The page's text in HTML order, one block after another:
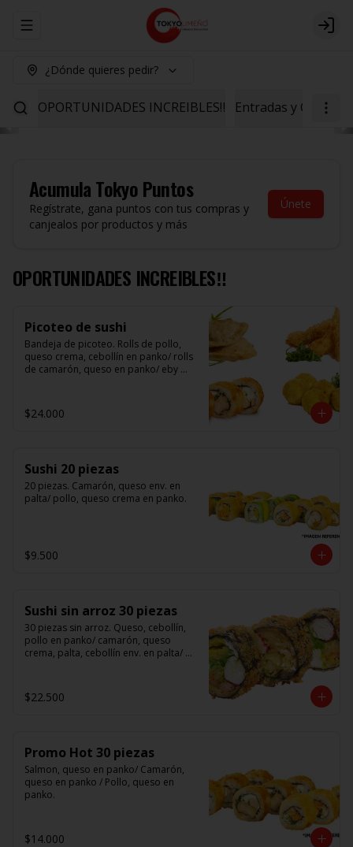
Abrir menu de navegación Login
¿Dónde quieres pedir?
OPORTUNIDADES INCREIBLES‼️ Entradas y
AcumulaTokyo Puntos
Regístrate, gana puntos con tus compras y
canjealos por productos y más
Únete
OPORTUNIDADES INCREIBLES‼️
Picoteo de sushi
Bandeja de picoteo. Rolls de pollo,
queso crema, cebollín en panko/ rolls
de camarón, queso en panko/ eby
crema)/ gyosas mixtas.
$24.000
Sushi 20 piezas
20 piezas. Camarón, queso env. en
palta/ pollo, queso crema en panko.
$9.500
Sushi sin arroz 30 piezas
30 piezas sin arroz. Queso, cebollín,
pollo en panko/ camarón, queso
crema, palta, cebollín env. en palta/
(Foto referencial)
$22.500
Promo Hot 30 piezas
Salmon, queso en panko/ Camarón,
queso en panko / Pollo, queso en
panko.
$14.000